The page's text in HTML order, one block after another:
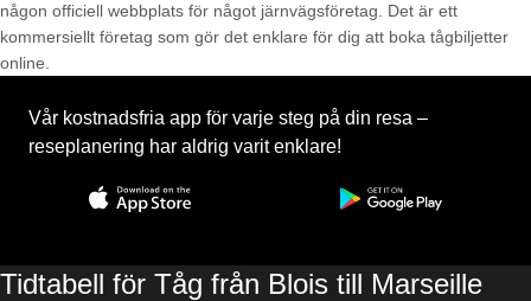
någon officiell webbplats för något järnvägsföretag. Det är ett
kommersiellt företag som gör det enklare för dig att boka tågbiljetter
online.
Vår kostnadsfria app för varje steg på din resa –
reseplanering har aldrig varit enklare!
Tidtabell för Tåg från Blois till Marseille